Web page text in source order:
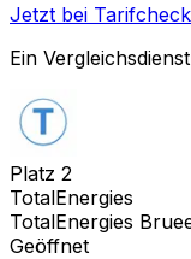
Jetzt bei
Ein
Platz 2
TotalEnergies
TotalEnergies
Geöffnet